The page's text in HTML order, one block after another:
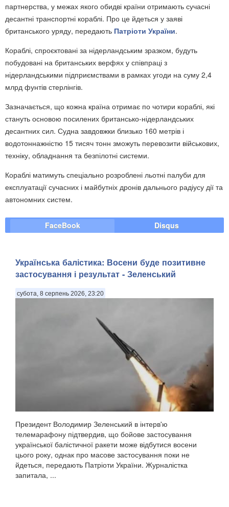
партнерства, у межах якого обидві країни отримають сучасні
десантні транспортні кораблі. Про це йдеться у заяві
британського уряду, передають Патріоти України.
Кораблі, спроєктовані за нідерландським зразком, будуть
побудовані на британських верфях у співпраці з
нідерландськими підприємствами в рамках угоди на суму 2,4
млрд фунтів стерлінгів.
Зазначається, що кожна країна отримає по чотири кораблі, які
стануть основою посилених британсько-нідерландських
десантних сил. Судна завдовжки близько 160 метрів і
водотоннажністю 15 тисяч тонн зможуть перевозити військових,
техніку, обладнання та безпілотні системи.
Кораблі матимуть спеціально розроблені льотні палуби для
експлуатації сучасних і майбутніх дронів дальнього радіусу дії та
автономних систем.
FaceBook Disqus
Українська балістика: Восени буде позитивне
застосування і результат - Зеленський
субота, 8 серпень 2026, 23:20
Президент Володимир Зеленський в інтерв'ю
телемарафону підтвердив, що бойове застосування
української балістичної ракети може відбутися восени
цього року, однак про масове застосування поки не
йдеться, передають Патріоти України. Журналістка
запитала, ...